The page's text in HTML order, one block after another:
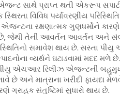
સાથે પ્રાપ્ત થતી એકરૂપ
વિવિધ પર્યાવરણીય
રક્ષણાત્મક ગુણધર્મોને
છે, જેથી તેની આવર્તન આવર્તન અને
સમાવેશ થાય છે. સસ્તા
વ્યર્થને ઘટાડવામાં મદદ મળે
એચઆર રિલીઝ એજન્ટની
છે અને માત્રાના ખરીદી ફાયદા
સંતુષ્ટિમાં સુધારો થાય છે.